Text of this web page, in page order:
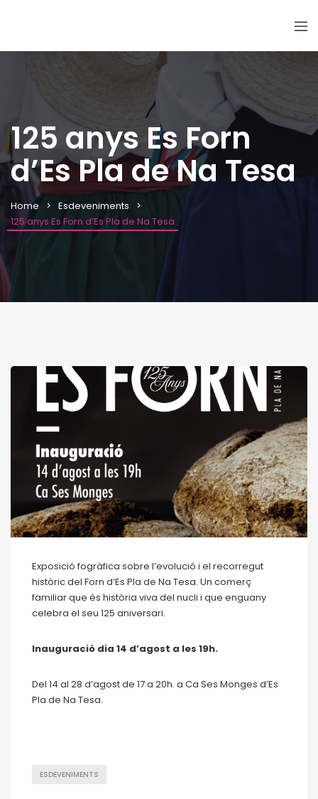
125 anys Es Forn
d’Es Pla de Na Tesa
Home
Esdeveniments
125 anys Es Forn d’Es Pla de Na Tesa
Exposició fogràfica sobre l’evolució i el recorregut
històric del Forn d’Es Pla de Na Tesa. Un comerç
familiar que és història viva del nucli i que enguany
celebra el seu 125 aniversari.
Inauguració dia 14 d’agost a les 19h.
Del 14 al 28 d’agost de 17 a 20h. a Ca Ses Monges d’Es
Pla de Na Tesa.
ESDEVENIMENTS